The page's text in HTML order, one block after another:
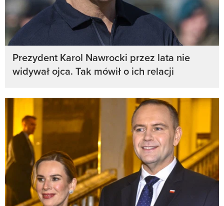
Prezydent Karol Nawrocki przez lata nie
widywał ojca. Tak mówił o ich relacji